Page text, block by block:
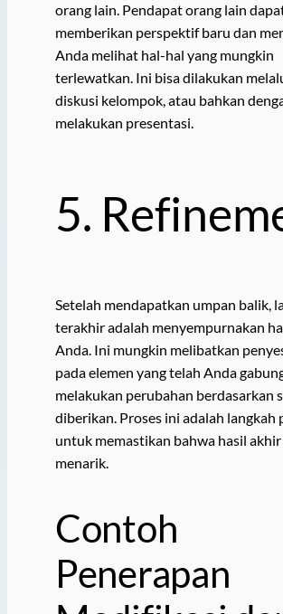
orang lain. Pendapat orang lain
memberikan perspektif baru dan
Anda melihat hal-hal yang mungkin
terlewatkan. Ini bisa dilakukan
diskusi kelompok, atau bahkan
melakukan presentasi.
5.
Setelah mendapatkan umpan balik,
terakhir adalah menyempurnakan
Anda. Ini mungkin melibatkan
pada elemen yang telah Anda
melakukan perubahan berdasarkan
diberikan. Proses ini adalah langkah
untuk memastikan bahwa hasil
menarik.
Contoh
Penerapan